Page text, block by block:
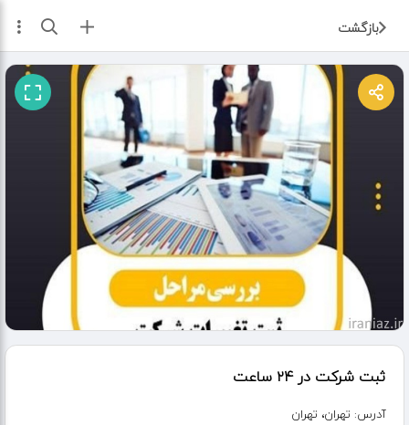
بازگشت ثبت آگهی
ثبت شرکت در ۲۴ ساعت
آدرس: تهران، تهران